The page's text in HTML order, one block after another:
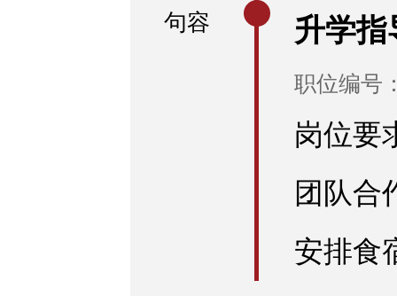
句容 升学指
职位编号
岗位要
团队合
安排食